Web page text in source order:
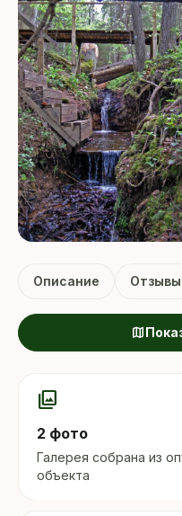
Описание Отзывы
map
photo_library
2 фото
Галерея собрана из
объекта